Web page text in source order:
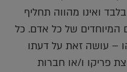
ואינו מהווה תחליף
המיוחדים של כל אדם. כל
– עושה זאת על דעתו
פריקו ו/או חברות